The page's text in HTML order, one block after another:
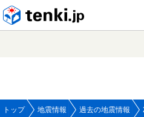
トップ 地震情報 過去の地震情報